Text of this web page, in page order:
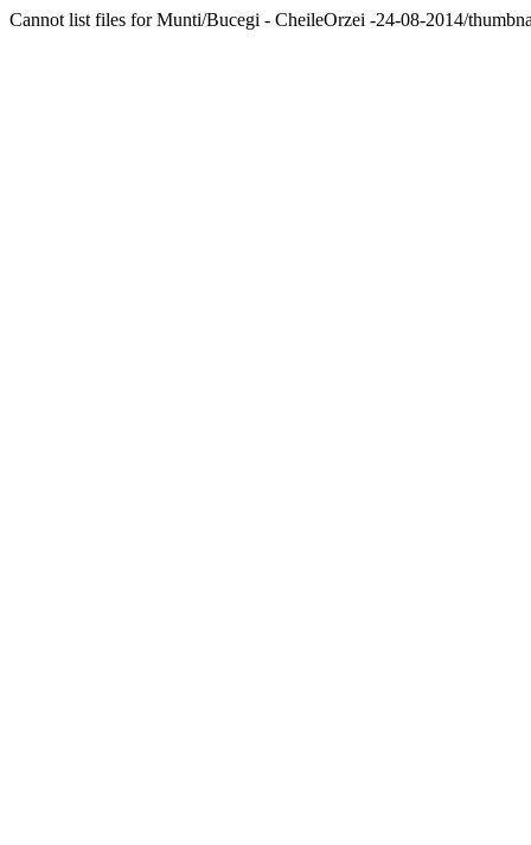
Cannot list files for Munti/Bucegi - CheileOrzei -24-08-2014/